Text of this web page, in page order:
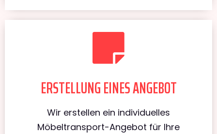
ERSTELLUNG EINES ANGEBOT
Wir erstellen ein individuelles
Möbeltransport-Angebot für Ihre